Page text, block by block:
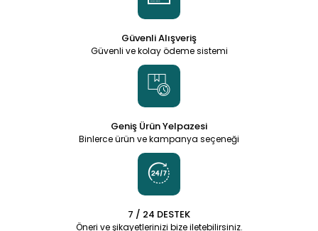
Güvenli Alışveriş
Güvenli ve kolay ödeme sistemi
Geniş Ürün Yelpazesi
Binlerce ürün ve kampanya seçeneği
7 / 24 DESTEK
Öneri ve şikayetlerinizi bize iletebilirsiniz.